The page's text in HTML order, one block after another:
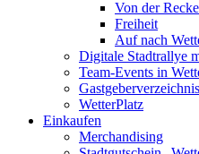
Von der
Freiheit
Auf nach
Digitale Stadtrallye
Team-Events in
Gastgeberverzeichnis
WetterPlatz
Einkaufen
Merchandising